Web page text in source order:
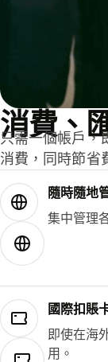
消費、
只需一個帳戶，
消費，同時節省
隨時隨地
集中管理
國際扣賬
即使在海
用。